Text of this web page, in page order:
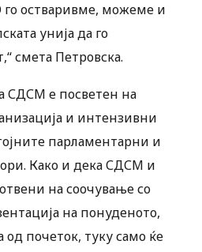
остваривме, можеме и
унија да го
смета Петровска.
СДСМ е посветен на
и интензивни
парламентарни и
Како и дека СДСМ и
на соочување со
на понуденото,
од почеток, туку само ќе